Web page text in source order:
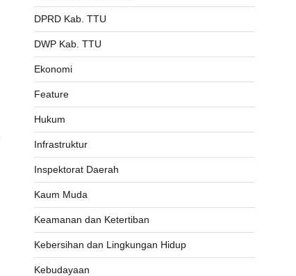
DPRD Kab. TTU
DWP Kab. TTU
Ekonomi
Feature
Hukum
Infrastruktur
Inspektorat Daerah
Kaum Muda
Keamanan dan Ketertiban
Kebersihan dan Lingkungan Hidup
Kebudayaan